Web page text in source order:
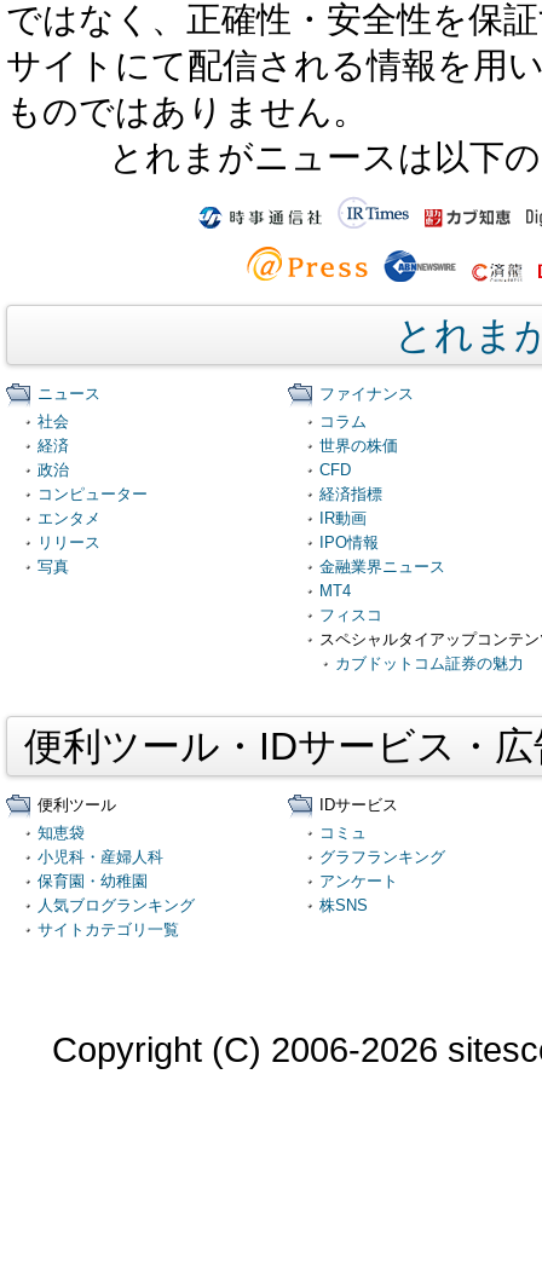
ではなく、正確性・安全性を保
サイトにて配信される情報を用
ものではありません。
とれまがニュースは以下
とれま
ニュース
社会
経済
政治
コンピューター
エンタメ
リリース
写真
ファイナンス
コラム
世界の株価
CFD
経済指標
IR動画
IPO情報
金融業界ニュース
MT4
フィスコ
スペシャルタイアップコンテ
カブドットコム証券の魅力
便利ツール・IDサービス・
便利ツール
知恵袋
小児科・産婦人科
保育園・幼稚園
人気ブログランキング
サイトカテゴリ一覧
IDサービス
コミュ
グラフランキング
アンケート
株SNS
Copyright (C) 2006-2026